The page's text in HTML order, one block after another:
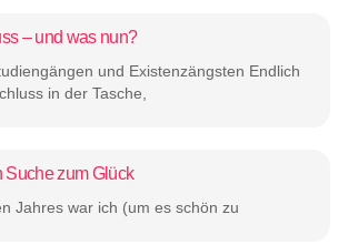
– und was nun?
und Existenzängsten Endlich
in der Tasche,
Suche zum Glück
Jahres war ich (um es schön zu